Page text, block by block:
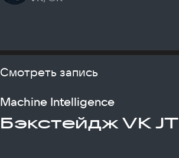
Смотреть запись
Machine Intelligence
Бэкстейдж VK JT